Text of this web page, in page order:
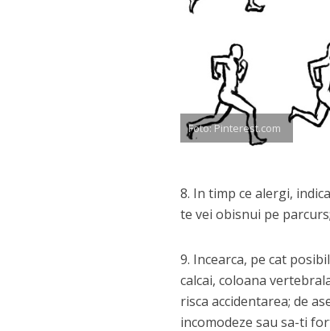
Foto: Pinterest.com
8. In timp ce alergi,
te vei obisnui pe parcurs;
9. Incearca, pe cat
calcai, coloana
risca accidentarea; de
incomodeze sau sa-ti